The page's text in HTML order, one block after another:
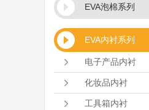
EVA泡棉系列
EVA内衬系列
电子产品内衬
化妆品内衬
工具箱内衬